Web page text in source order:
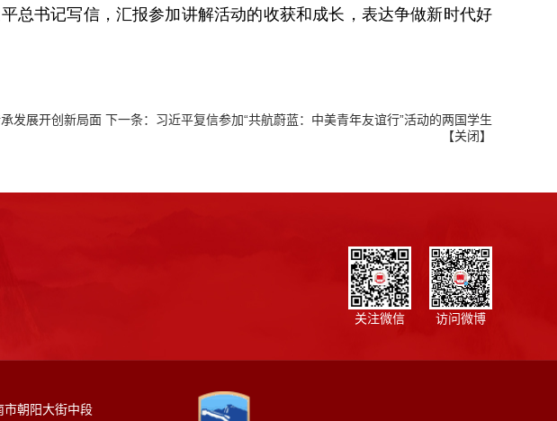
总书记写信，汇报参加讲解活动的收获和成长，表达争做新时代好
发展开创新局面 下一条： 习近平复信参加“共航蔚蓝：中美青年友谊行”活动的两国学生
【关闭】
访问微博
关注微信
朝阳大街中段